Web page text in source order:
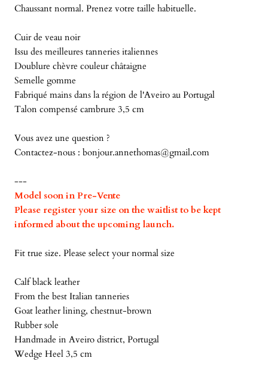
Chaussant normal. Prenez votre taille habituelle.
Cuir de veau noir
Issu des meilleures tanneries italiennes
Doublure chèvre couleur châtaigne
Semelle gomme
Fabriqué mains dans la région de l'Aveiro au Portugal
Talon compensé cambrure 3,5 cm
Vous avez une question ?
Contactez-nous : bonjour.annethomas@gmail.com
---
Model soon in Pre-Vente
Please register your size on the waitlist to be kept
informed about the upcoming launch.
Fit true size. Please select your normal size
Calf black leather
From the best Italian tanneries
Goat leather lining, chestnut-brown
Rubber sole
Handmade in Aveiro district, Portugal
Wedge Heel 3,5 cm